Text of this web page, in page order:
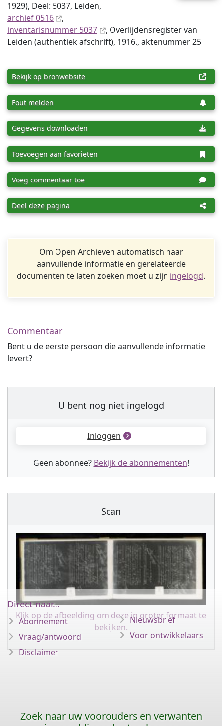
1929), Deel: 5037, Leiden,
archief 0516
,
inventaris­num­mer 5037
, Overlijdensregister van
Leiden (authentiek afschrift), 1916., aktenummer 25
Bekijk op bronwebsite
Fout melden
Gegevens downloaden
Toevoegen aan favorieten
Voeg commentaar toe
Deel deze pagina
Om Open Archieven automatisch naar
aanvullende informatie en gerelateerde
documenten te laten zoeken moet u zijn ingelogd.
Commentaar
Bent u de eerste persoon die aanvullende informatie
levert?
U bent nog niet ingelogd
Inloggen
Geen abonnee? Bekijk de abonnementen!
Scan
Klik op de afbeelding om deze in groter formaat te
bekijken.
Direct naar...
Abonnement
Vraag/antwoord
Disclaimer
Nieuwsbrief
Voor ontwikkelaars
Zoek naar uw voorouders en verwanten